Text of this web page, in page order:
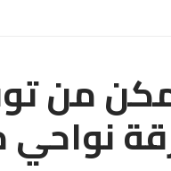
نواحي